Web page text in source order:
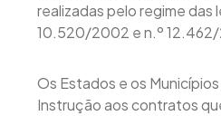
realizadas pelo regime das
10.520/2002 e n.º 12.462/
Os Estados e os
Instrução aos contratos